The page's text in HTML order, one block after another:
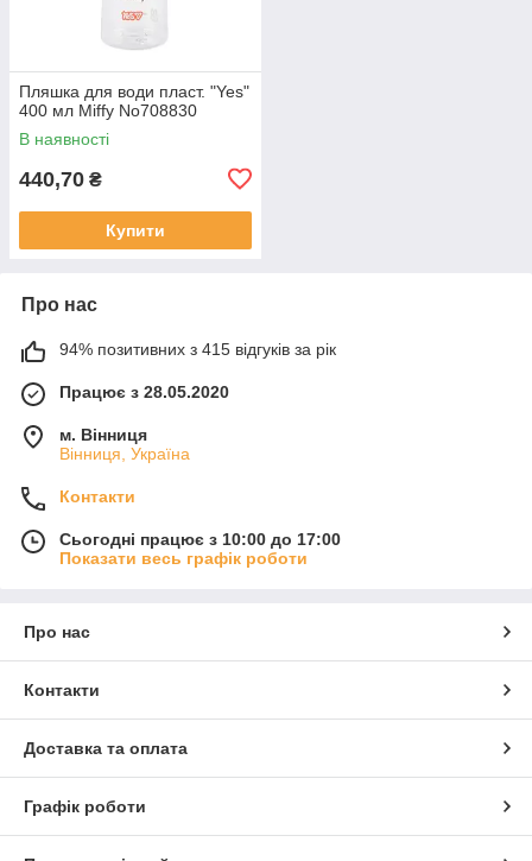
Пляшка для води пласт. "Yes"
400 мл Miffy No708830
В наявності
440,70 ₴
Купити
Про нас
94% позитивних з 415 відгуків за рік
Працює з 28.05.2020
м. Вінниця
Вінниця, Україна
Контакти
Сьогодні працює з 10:00 до 17:00
Показати весь графік роботи
Про нас
Контакти
Доставка та оплата
Графік роботи